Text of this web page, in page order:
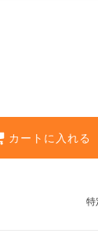
カートに入れる
特